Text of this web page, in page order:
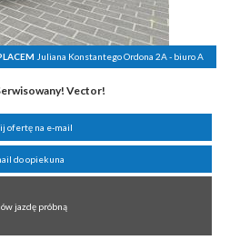
Juliana Konstantego Ordona 2A - biuro A
Vector!
ofertę na e-mail
do opiekuna
jazdę próbną